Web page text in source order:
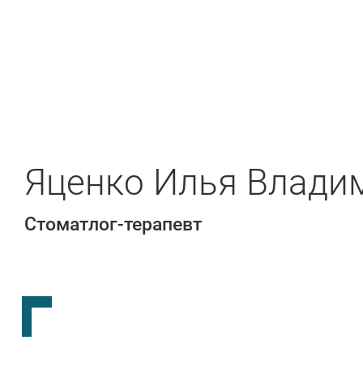
Яценко Илья
Стоматлог-терапевт